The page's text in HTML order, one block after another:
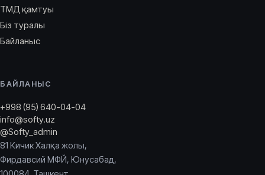
ТМД қамтуы
Біз туралы
Байланыс
БАЙЛАНЫС
+998 (95) 640-04-04
info@softy.uz
@Softy_admin
81 Кичик Халқа жолы,
Фирдавсий МФЙ, Юнусабад,